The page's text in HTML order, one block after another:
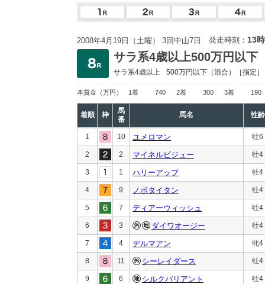
2008年4月19日（土曜） 3回中山7日 発走時刻： 13
サラ系4歳以上500万円以下
サラ系4歳以上 500万円以下 （混合）［指定］
本賞金 （万円） 1着 740 2着 300 3着 190
着順 枠
馬
番
馬名 性齢
1 10 ユメロマン 牡6
2 2 マイネルビジュー 牡4
3 1 ハリーアップ 牡4
4 9 ノボタイタン 牡4
5 7 ディアーウィッシュ 牡4
6 3 ダイワオージー 牡4
7 4 デルマアン 牝4
8 11 シーレイダース 牡4
9 6 シルクバリアント 牡4